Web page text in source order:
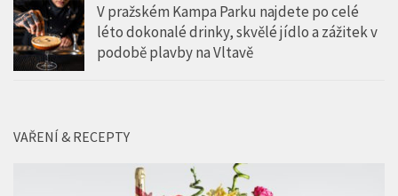
V pražském Kampa Parku najdete po celé
léto dokonalé drinky, skvělé jídlo a zážitek v
podobě plavby na Vltavě
VAŘENÍ & RECEPTY